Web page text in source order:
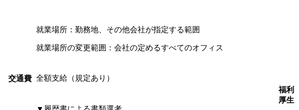
就業場所：勤務地、その他会社が指定する範囲
就業場所の変更範囲：会社の定めるすべてのオフィス
交通費 全額支給（規定あり）
福利
厚生